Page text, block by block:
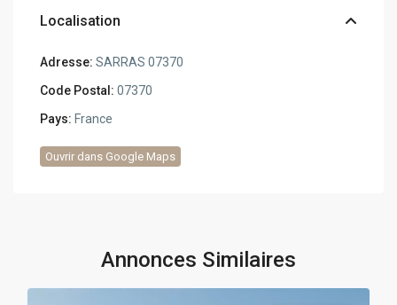
Localisation
Adresse: SARRAS 07370
Code Postal: 07370
Pays: France
Ouvrir dans Google Maps
Annonces Similaires